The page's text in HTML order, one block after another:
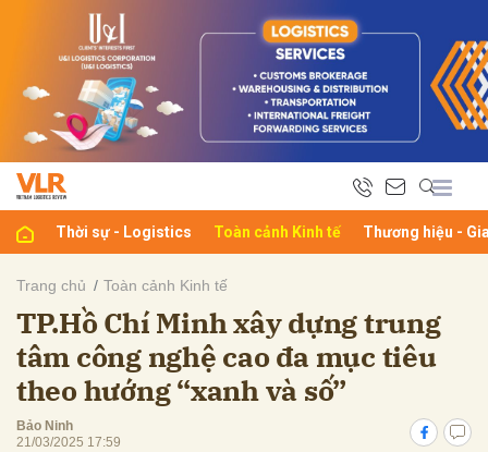
Thời sự - Logistics Toàn cảnh Kinh tế Thương hiệu -
Trang chủ Toàn cảnh Kinh tế
TP.Hồ Chí Minh xây dựng trung
tâm công nghệ cao đa mục tiêu
theo hướng “xanh và số”
Bảo Ninh
21/03/2025 17:59
luận
Hủy